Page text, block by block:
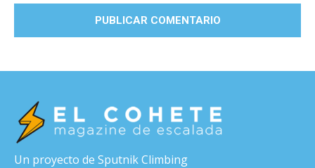
Un proyecto de Sputnik Climbing